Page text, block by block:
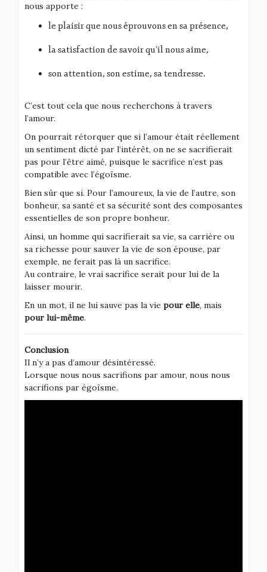
nous apporte :
le plaisir que nous éprouvons en sa présence,
la satisfaction de savoir qu’il nous aime,
son attention, son estime, sa tendresse.
C’est tout cela que nous recherchons à travers
l’amour.
On pourrait rétorquer que si l’amour était réellement
un sentiment dicté par l’intérêt, on ne se sacrifierait
pas pour l’être aimé, puisque le sacrifice n’est pas
compatible avec l’égoïsme.
Bien sûr que si. Pour l’amoureux, la vie de l’autre, son
bonheur, sa santé et sa sécurité sont des composantes
essentielles de son propre bonheur.
Ainsi, un homme qui sacrifierait sa vie, sa carrière ou
sa richesse pour sauver la vie de son épouse, par
exemple, ne ferait pas là un sacrifice.
Au contraire, le vrai sacrifice serait pour lui de la
laisser mourir.
En un mot, il ne lui sauve pas la vie pour elle, mais
pour lui-même.
Conclusion
Il n’y a pas d’amour désintéressé.
Lorsque nous nous sacrifions par amour, nous nous
sacrifions par égoïsme.